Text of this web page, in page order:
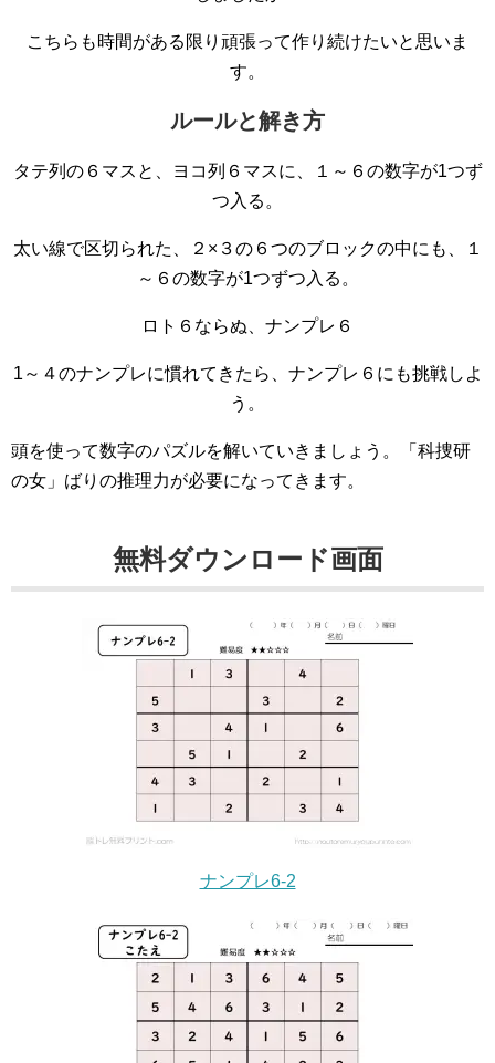
こちらも時間がある限り頑張って作り続けたいと思いま
す。
ルールと解き方
タテ列の６マスと、ヨコ列６マスに、１～６の数字が1つず
つ入る。
太い線で区切られた、２×３の６つのブロックの中にも、１
～６の数字が1つずつ入る。
ロト６ならぬ、ナンプレ６
1～４のナンプレに慣れてきたら、ナンプレ６にも挑戦しよ
う。
頭を使って数字のパズルを解いていきましょう。「科捜研
の女」ばりの推理力が必要になってきます。
無料ダウンロード画面
ナンプレ6-2